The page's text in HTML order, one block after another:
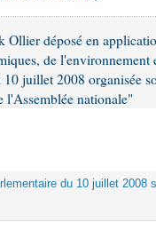
déposé en
de
juillet 2008 organisée
l'Assemblée nationale"
du 10 juillet 2008